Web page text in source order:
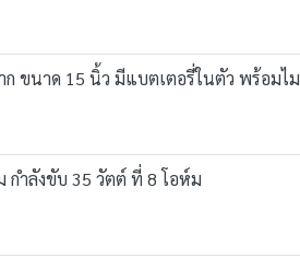
ก ขนาด 15 นิ้ว มีแบตเตอรี่ในตัว พร้อมไ
กำลังขับ 35 วัตต์ ที่ 8 โอห์ม